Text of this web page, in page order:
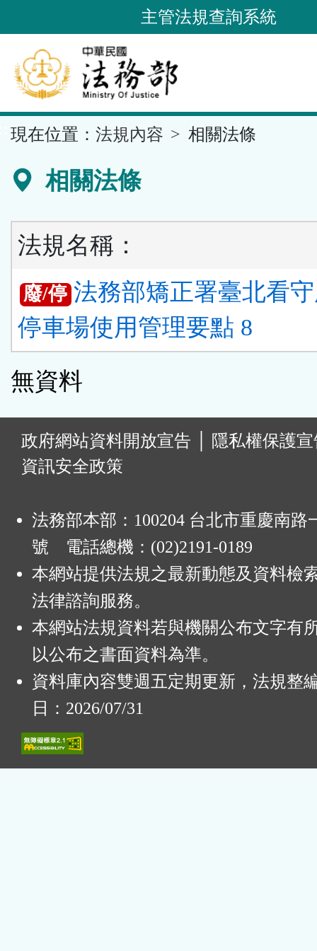
到
要
內
容
區
主管法規查詢系統
現在位置： 法規內容 相關法條
相關法條
法規名稱：
廢/停 法務部矯正署臺北看
停車場使用管理要點 8
無資料
政府網站資料開放宣告
隱私權保護
資訊安全政策
法務部本部：100204 台北市重慶南路
號 電話總機：(02)2191-0189
本網站提供法規之最新動態及資料檢
法律諮詢服務。
本網站法規資料若與機關公布文字有
以公布之書面資料為準。
資料庫內容雙週五定期更新，法規整
日：2026/07/31